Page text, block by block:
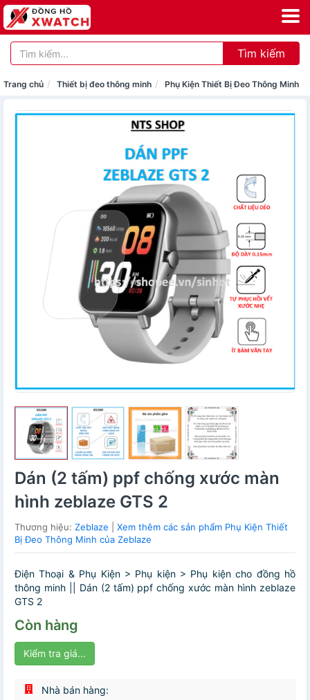
Tìm kiếm
Trang chủ Thiết bị đeo thông minh Phụ Kiện Thiết Bị Đeo Thông Minh
Dán (2 tấm) ppf chống xước màn
hình zeblaze GTS 2
Thương hiệu: Zeblaze
Xem thêm các sản phẩm Phụ Kiện Thiết
Bị Đeo Thông Minh của Zeblaze
Điện Thoại & Phụ Kiện > Phụ kiện > Phụ kiện cho đồng hồ
thông minh || Dán (2 tấm) ppf chống xước màn hình zeblaze
GTS 2
Còn hàng
Kiểm tra giá...
Nhà bán hàng: